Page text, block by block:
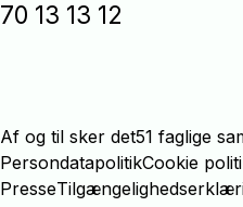
70 13 13 12
Af og til sker det51 faglige
PersondatapolitikCookie
Presse